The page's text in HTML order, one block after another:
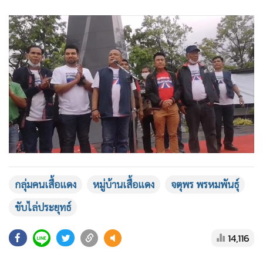
กลุ่มคนเสื้อแดง หมู่บ้านเสื้อแดง
จตุพร พรหมพันธุ์
ขับไล่ประยุทธ์
14,116